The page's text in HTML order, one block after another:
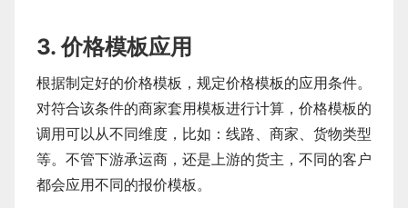
3. 价格模板应用
根据制定好的价格模板，规定价格模板的应用条件。
对符合该条件的商家套用模板进行计算，价格模板的
调用可以从不同维度，比如：线路、商家、货物类型
等。不管下游承运商，还是上游的货主，不同的客户
都会应用不同的报价模板。